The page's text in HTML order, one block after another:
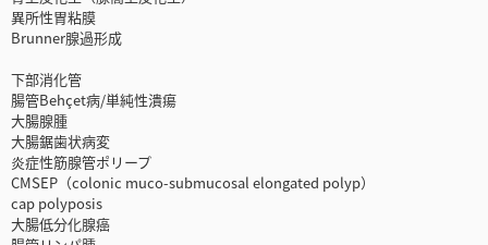
異所性胃粘膜
Brunner腺過形成
下部消化管
腸管Behçet病/単純性潰瘍
大腸腺腫
大腸鋸歯状病変
炎症性筋腺管ポリープ
CMSEP（colonic muco-submucosal elongated polyp）
cap polyposis
大腸低分化腺癌